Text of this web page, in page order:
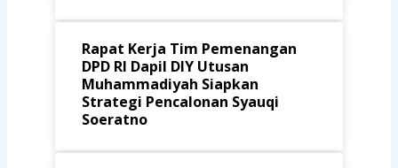
Rapat Kerja Tim Pemenangan
DPD RI Dapil DIY Utusan
Muhammadiyah Siapkan
Strategi Pencalonan Syauqi
Soeratno